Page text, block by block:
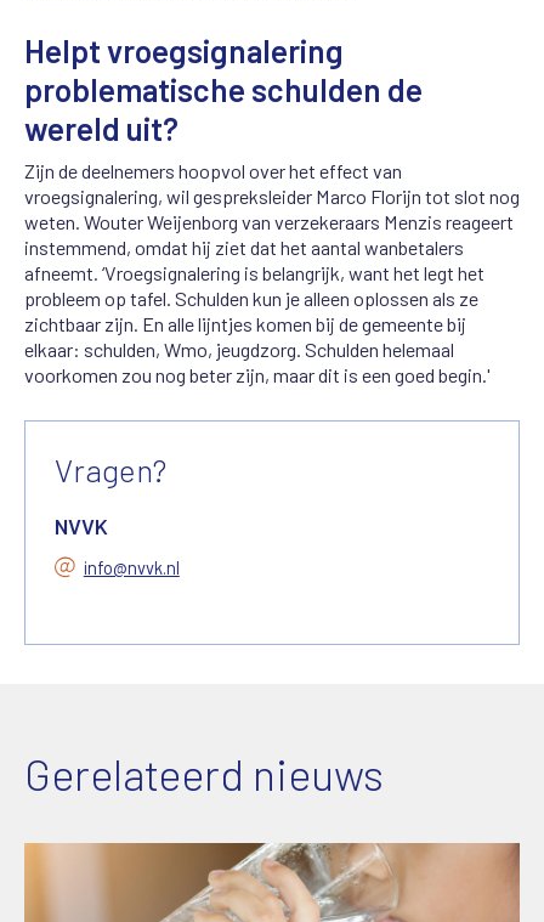
Helptvroegsignalering
problematische schulden de
wereld uit?
Zijn de deelnemers hoopvol over het effect van
vroegsignalering, wil gespreksleider Marco Florijn tot slot nog
weten. WouterWeijenborg van verzekeraars Menzis reageert
instemmend, omdat hij ziet dat het aantal wanbetalers
afneemt. ‘Vroegsignalering is belangrijk, want het legt het
probleem op tafel. Schulden kun je alleen oplossen als ze
zichtbaar zijn. En alle lijntjes komen bij de gemeente bij
elkaar: schulden, Wmo, jeugdzorg. Schulden helemaal
voorkomen zou nog beter zijn, maar dit is een goed begin.'
Vragen?
NVVK
info@nvvk.nl
Gerelateerd nieuws